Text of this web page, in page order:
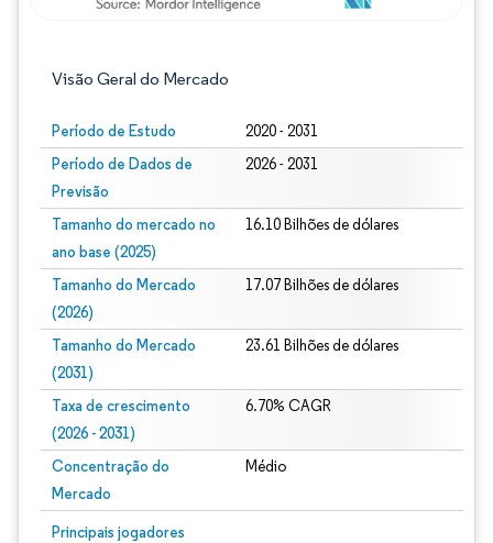
Visão Geral do Mercado
Período de Estudo 2020 - 2031
Período de Dados de
Previsão
2026 - 2031
Tamanho do mercado no
ano base (2025)
16.10 Bilhões de dólares
Tamanho do Mercado
(2026)
17.07 Bilhões de dólares
Tamanho do Mercado
(2031)
23.61 Bilhões de dólares
Taxa de crescimento
(2026 - 2031)
6.70% CAGR
Concentração do
Mercado
Médio
Principais jogadores
Imagem © Mordor Intelligence. O reuso requer atribuição conforme CC BY 4.0.